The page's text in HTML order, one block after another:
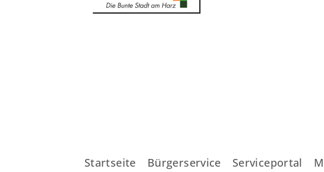
Startseite Bürgerservice Serviceportal